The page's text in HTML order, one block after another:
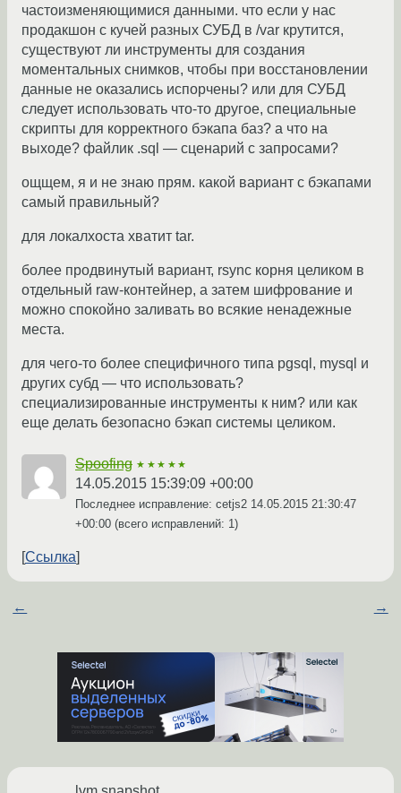
частоизменяющимися данными. что если у нас
продакшон с кучей разных СУБД в /var крутится,
существуют ли инструменты для создания
моментальных снимков, чтобы при восстановлении
данные не оказались испорчены? или для СУБД
следует использовать что-то другое, специальные
скрипты для корректного бэкапа баз? а что на
выходе? файлик .sql — сценарий с запросами?
ощщем, я и не знаю прям. какой вариант с бэкапами
самый правильный?
для локалхоста хватит tar.
более продвинутый вариант, rsync корня целиком в
отдельный raw-контейнер, а затем шифрование и
можно спокойно заливать во всякие ненадежные
места.
для чего-то более специфичного типа pgsql, mysql и
других субд — что использовать?
специализированные инструменты к ним? или как
еще делать безопасно бэкап системы целиком.
Spoofing ★★★★★
14.05.2015 15:39:09 +00:00
Последнее исправление: cetjs2 14.05.2015 21:30:47
+00:00 (всего исправлений: 1)
Ссылка
← →